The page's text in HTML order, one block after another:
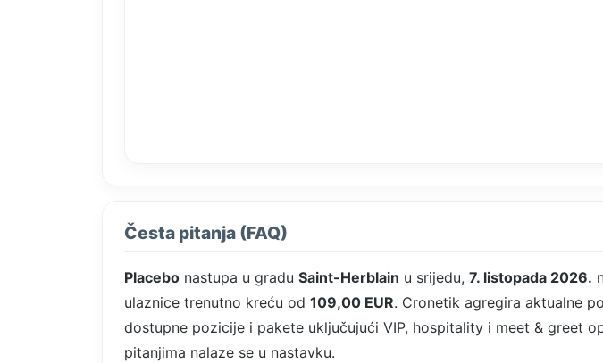
Česta pitanja (FAQ)
Placebo nastupa u gradu Saint-Herblain u srijedu, 7. listopada 2026.
ulaznice trenutno kreću od 109,00 EUR. Cronetik agregira aktualne
dostupne pozicije i pakete uključujući VIP, hospitality i meet & greet
pitanjima nalaze se u nastavku.